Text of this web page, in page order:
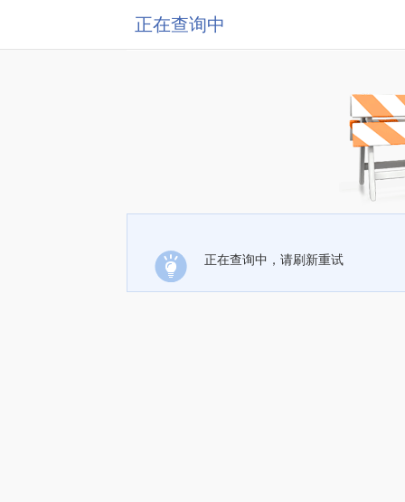
正在查询中
正在查询中，请刷新重试